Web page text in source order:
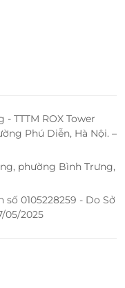
là ký ức, là tinh hoa
bạn có thể
và gần gũi tại Phở
hòa quyện trong
- TTTM ROX Tower
Phú Diễn, Hà Nội. –
phường Bình Trưng,
0105228259 - Do Sở
05/2025